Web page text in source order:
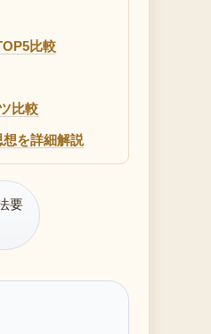
比較
比較
を詳細解説
要